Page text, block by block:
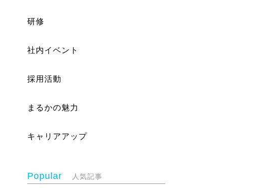
研修
社内イベント
採用活動
まるかの魅力
キャリアアップ
Popular 人気記事